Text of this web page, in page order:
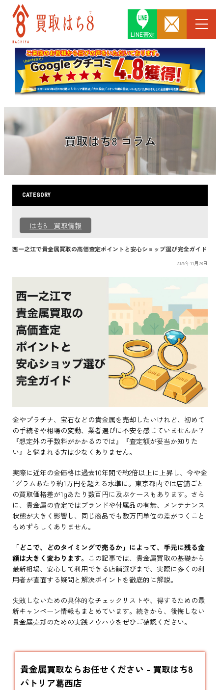
LINE査定
買取はち8 コラム
CATEGORY
はち8 買取情報
西一之江で貴金属買取の高価査定ポイントと安心ショップ選び完全ガイド
2025年11月28日
金やプラチナ、宝石などの貴金属を売却したいけれど、初めて
の手続きや相場の変動、業者選びに不安を感じていませんか？
『想定外の手数料がかかるのでは』『査定額が妥当か知りた
い』と悩まれる方は少なくありません。
実際に近年の金価格は過去10年間で約2倍以上に上昇し、今や金
1グラムあたり約1万円を超える水準に。東京都内では店舗ごと
の買取価格差が1gあたり数百円に及ぶケースもあります。さら
に、貴金属の査定ではブランドや付属品の有無、メンテナンス
状態が大きく影響し、同じ商品でも数万円単位の差がつくこと
もめずらしくありません。
「どこで、どのタイミングで売るか」によって、手元に残る金
額は大きく変わります。 この記事では、貴金属買取の基礎から
最新相場、安心して利用できる店舗選びまで、実際に多くの利
用者が直面する疑問と解決ポイントを徹底的に解説。
失敗しないための具体的なチェックリストや、得するための最
新キャンペーン情報もまとめています。続きから、後悔しない
貴金属売却のための実践ノウハウをぜひご確認ください。
貴金属買取ならお任せください - 買取はち8
パトリア葛西店